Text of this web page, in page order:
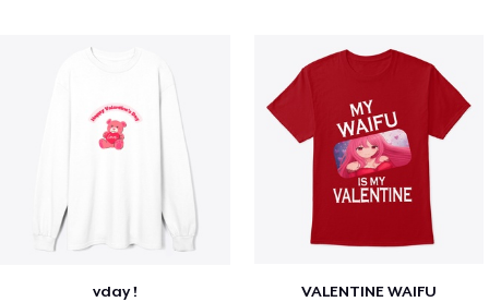
vday ! VALENTINE WAIFU